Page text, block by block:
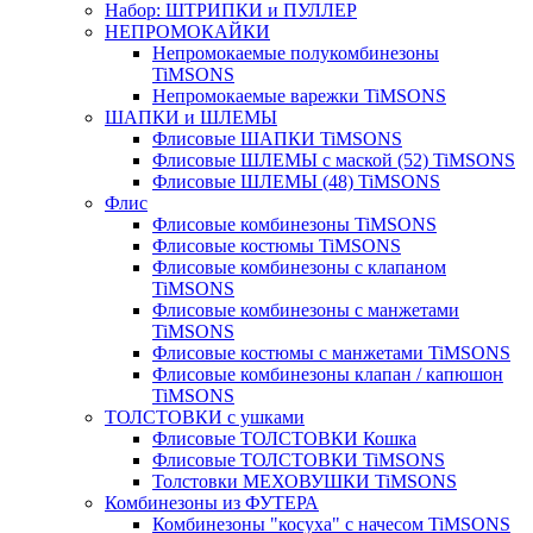
Набор: ШТРИПКИ и ПУЛЛЕР
НЕПРОМОКАЙКИ
Непромокаемые полукомбинезоны
TiMSONS
Непромокаемые варежки TiMSONS
ШАПКИ и ШЛЕМЫ
Флисовые ШАПКИ TiMSONS
Флисовые ШЛЕМЫ с маской (52) TiMSONS
Флисовые ШЛЕМЫ (48) TiMSONS
Флис
Флисовые комбинезоны TiMSONS
Флисовые костюмы TiMSONS
Флисовые комбинезоны с клапаном
TiMSONS
Флисовые комбинезоны с манжетами
TiMSONS
Флисовые костюмы с манжетами TiMSONS
Флисовые комбинезоны клапан / капюшон
TiMSONS
ТОЛСТОВКИ с ушками
Флисовые ТОЛСТОВКИ Кошка
Флисовые ТОЛСТОВКИ TiMSONS
Толстовки МЕХОВУШКИ TiMSONS
Комбинезоны из ФУТЕРА
Комбинезоны "косуха" с начесом TiMSONS